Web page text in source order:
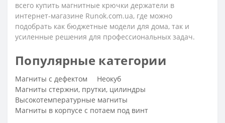
всего купить магнитные крючки держатели в
интернет-магазине Runok.com.ua, где можно
подобрать как бюджетные модели для дома, так и
усиленные решения для профессиональных задач.
Популярные категории
Магниты с дефектом
Неокуб
Магниты стержни, прутки, цилиндры
Высокотемпературные магниты
Магниты в корпусе с потаем под винт